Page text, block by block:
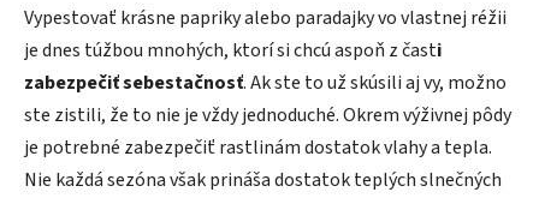
Vypestovať krásne papriky alebo paradajky vo vlastnej réžii
je dnes túžbou mnohých, ktorí si chcú aspoň z časti
zabezpečiť sebestačnosť. Ak ste to už skúsili aj vy, možno
ste zistili, že to nie je vždy jednoduché. Okrem výživnej pôdy
je potrebné zabezpečiť rastlinám dostatok vlahy a tepla.
Nie každá sezóna však prináša dostatok teplých slnečných